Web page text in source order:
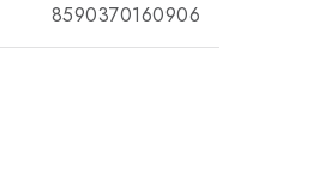
8590370160906